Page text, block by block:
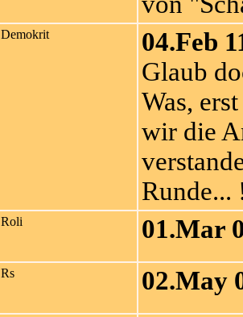
Demokrit
04.Feb
Glaub
Was,
wir die
Runde...
Roli 01.Mar
Rs 02.May